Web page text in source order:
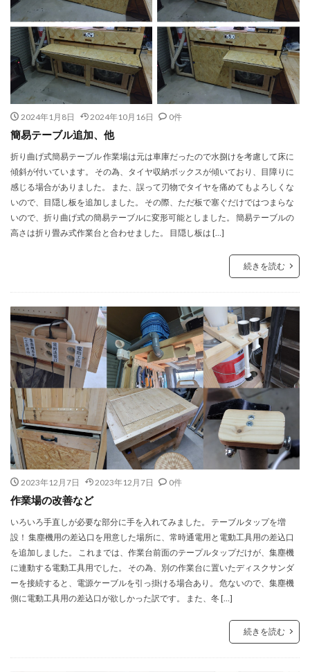
2024年1月8日 2024年10月16日 0件
簡易テーブル追加、他
折り曲げ式簡易テーブル 作業場は元は車庫だったので水捌けを考慮して床に
傾斜が付いています。 その為、タイヤ収納ボックスが傾いており、目障りに
感じる場合がありました。 また、誤って刃物でタイヤを痛めてもよろしくな
いので、目隠し板を追加しました。 その際、ただ板で塞ぐだけではつまらな
いので、折り曲げ式の簡易テーブルに変形可能としました。 簡易テーブルの
高さは折り畳み式作業台と合わせました。 目隠し板は […]
続きを読む
2023年12月7日 2023年12月7日 0件
作業場の改善など
いろいろ手直しが必要な部分に手を入れてみました。 テーブルタップを増
設！ 集塵機用の差込口を用意した場所に、常時通電用と電動工具用の差込口
を追加しました。 これまでは、作業台前面のテープルタップだけが、集塵機
に連動する電動工具用でした。 その為、別の作業台に置いたディスクサンダ
ーを接続すると、電源ケーブルを引っ掛ける場合あり。 危ないので、集塵機
側に電動工具用の差込口が欲しかった訳です。 また、冬 […]
続きを読む